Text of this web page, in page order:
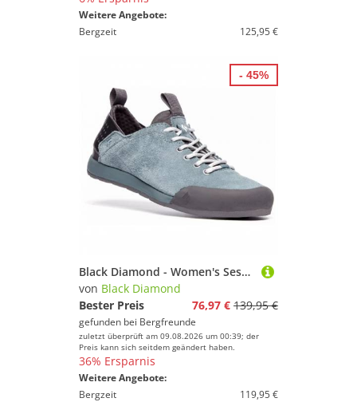
Weitere Angebote:
Bergzeit
125,95 €
Black Diamond - Women's Session Suede - Sneaker Gr 36 grau
von Black Diamond
Bester Preis
76,97 € 139,95 €
gefunden bei Bergfreunde
zuletzt überprüft am 09.08.2026 um 00:39; der
Preis kann sich seitdem geändert haben.
36% Ersparnis
Weitere Angebote:
Bergzeit
119,95 €
- 45%